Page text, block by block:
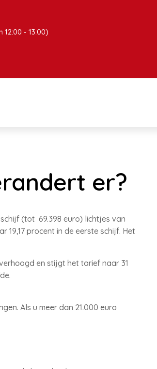
12:00 - 13:00)
er?
(tot 69.398 euro) lichtjes van
19,17 procent in de eerste schijf. Het
en stijgt het tarief naar 31
Als u meer dan 21.000 euro